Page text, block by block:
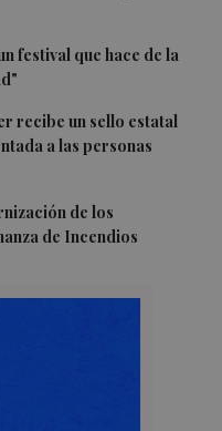
festival que hace de la
recibe un sello estatal
a las personas
de los
de Incendios